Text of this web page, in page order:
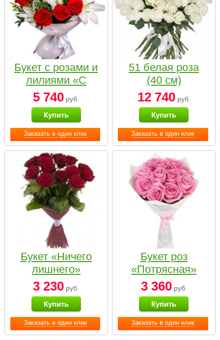
Заказать в один клик
Букет с розами и
лилиями «С
наилучшими
пожеланиями»
5 740 руб.
Купить
Заказать в один клик
51 белая роза
(40 см)
12 740руб.
Купить
Заказать в один клик
Букет «Ничего
лишнего»
3 230 руб.
Купить
Заказать в один клик
Букет роз
«Потрясная»
3 360руб.
Купить